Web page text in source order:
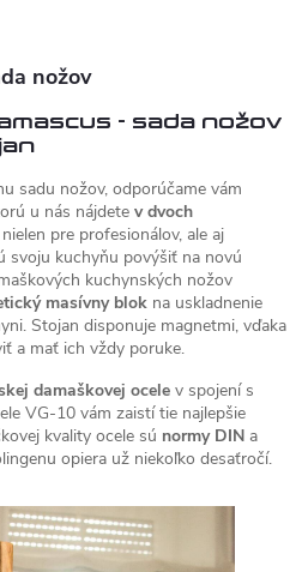
nožov
- sada nožov
sadu nožov, odporúčame vám
u nás nájdete v dvoch
pre profesionálov, ale aj
svoju kuchyňu povýšiť na novú
kuchynských nožov
masívny blok na uskladnenie
Stojan disponuje magnetmi, vďaka
a mať ich vždy poruke.
damaškovej ocele v spojení s
VG-10 vám zaistí tie najlepšie
kvality ocele sú normy DIN a
opiera už niekoľko desaťročí.